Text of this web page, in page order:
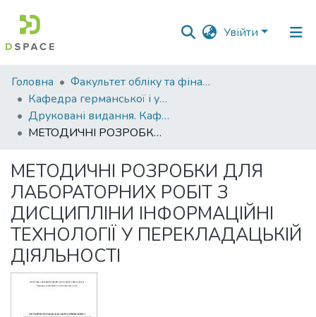
Увійти
Фонди
та
зібрання
Пошук за критеріями
Статистика
Головна
Факультет обліку та фінансів
Кафедра германської і української філології
Друковані видання. Кафедра германської і української філології
МЕТОДИЧНІ РОЗРОБКИ ДЛЯ ЛАБОРАТОРНИХ РОБІТ З ДИСЦИПЛІНИ ІНФОРМАЦІЙНІ ТЕХНОЛОГІЇ У ПЕРЕКЛАДАЦЬКІЙ ДІЯЛЬНОСТІ
МЕТОДИЧНІ РОЗРОБКИ ДЛЯ
ЛАБОРАТОРНИХ РОБІТ З
ДИСЦИПЛІНИ ІНФОРМАЦІЙНІ
ТЕХНОЛОГІЇ У ПЕРЕКЛАДАЦЬКІЙ
ДІЯЛЬНОСТІ